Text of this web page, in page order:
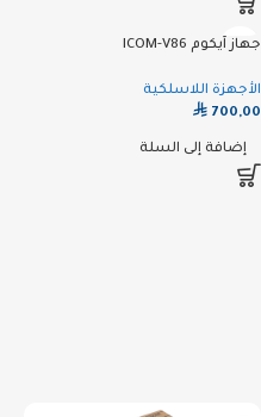
جهاز آيكوم ICOM-V86
الأجهزة اللاسلكية
⃁ 700,00
إضافة إلى السلة